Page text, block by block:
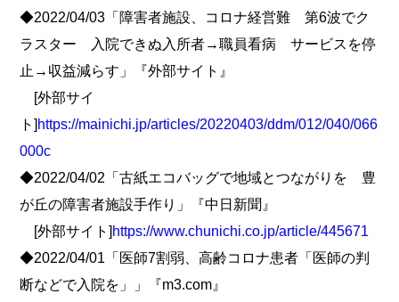
◆2022/04/03「障害者施設、コロナ経営難 第6波でク
ラスター 入院できぬ入所者→職員看病 サービスを停
止→収益減らす」『外部サイト』
[外部サイ
ト] https://mainichi.jp/articles/20220403/ddm/012/040/066
000c
◆2022/04/02「古紙エコバッグで地域とつながりを 豊
が丘の障害者施設手作り」『中日新聞』
[外部サイト] https://www.chunichi.co.jp/article/445671
◆2022/04/01「医師7割弱、高齢コロナ患者「医師の判
断などで入院を」」『m3.com』